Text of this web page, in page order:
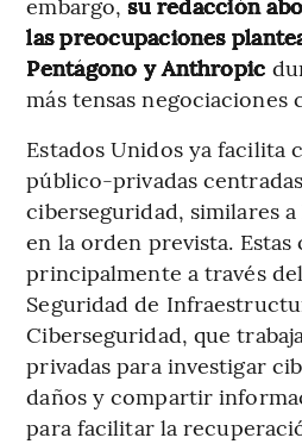
las preocupaciones
Pentágono y Anthropic
más tensas negociaciones
Estados Unidos ya facilita
público-privadas
ciberseguridad, similares
en la orden prevista. Estas
principalmente a través
Seguridad de
Ciberseguridad, que
privadas para investigar
daños y compartir
para facilitar la